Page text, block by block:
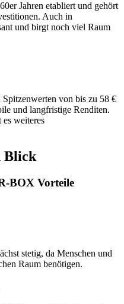
Jahren etabliert und gehört
Auch in
und birgt noch viel Raum
von bis zu 58 €
und langfristige Renditen.
weiteres
Blick
BOX Vorteile
stetig, da Menschen und
Raum benötigen.